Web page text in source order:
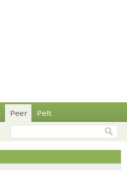
Peer Pelt